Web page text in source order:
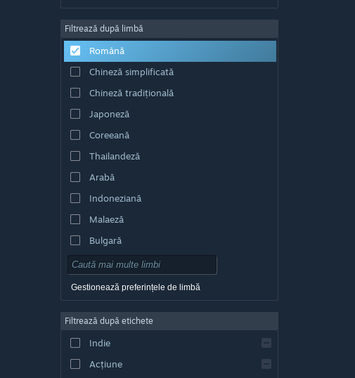
Filtrează după limbă
Română
Chineză simplificată
Chineză tradițională
Japoneză
Coreeană
Thailandeză
Arabă
Indoneziană
Malaeză
Bulgară
Cehă
Daneză
Engleză
Spaniolă - Spania
Spaniolă - America Latină
Gestionează preferințele de limbă
Filtrează după etichete
Indie
Acțiune